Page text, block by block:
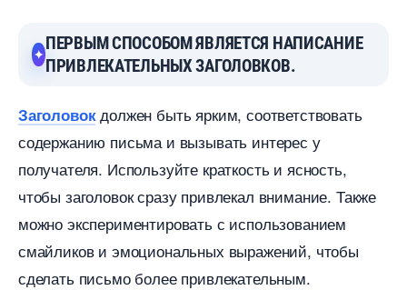
ПЕРВЫМ СПОСОБОМ ЯВЛЯЕТСЯ НАПИСАНИЕ
ПРИВЛЕКАТЕЛЬНЫХ ЗАГОЛОВКОВ.
Заголовокдолжен быть ярким, соответствовать
содержанию письма и вызывать интерес у
получателя. Используйте краткость и ясность,
чтобы заголовок сразу привлекал внимание. Также
можно экспериментировать с использованием
смайликов и эмоциональных выражений, чтобы
сделать письмо более привлекательным.